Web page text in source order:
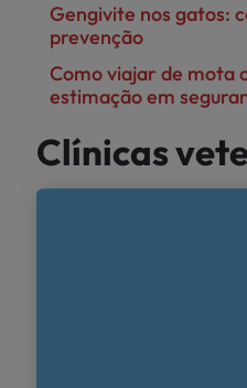
Gengivite nos gatos:
prevenção
Como viajar de mota
estimação em
Clínicas